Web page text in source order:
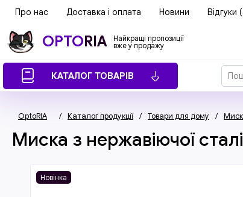
Про нас Доставка і оплата Новини Відгуки
OPTORIA
Найкращі пропозиції
вже у продажу
КАТАЛОГ ТОВАРІВ
OptoRIA / Каталог продукції / Товари для дому /
Миска з нержавіючої
Новінка